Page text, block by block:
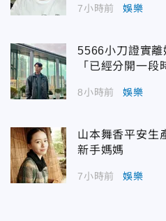
7小時前 娛樂
5566小刀證實
「已經分開一段
8小時前 娛樂
山本舞香平安
新手媽媽
7小時前 娛樂